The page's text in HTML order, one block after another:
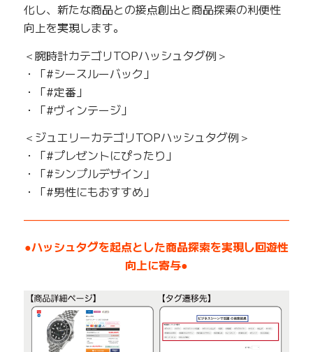
化し、新たな商品との接点創出と商品探索の利便性
向上を実現します。
＜腕時計カテゴリTOPハッシュタグ例＞
・「#シースルーバック」
・「#定番」
・「#ヴィンテージ」
＜ジュエリーカテゴリTOPハッシュタグ例＞
・「#プレゼントにぴったり」
・「#シンプルデザイン」
・「#男性にもおすすめ」
●ハッシュタグを起点とした商品探索を実現し回遊性
向上に寄与●